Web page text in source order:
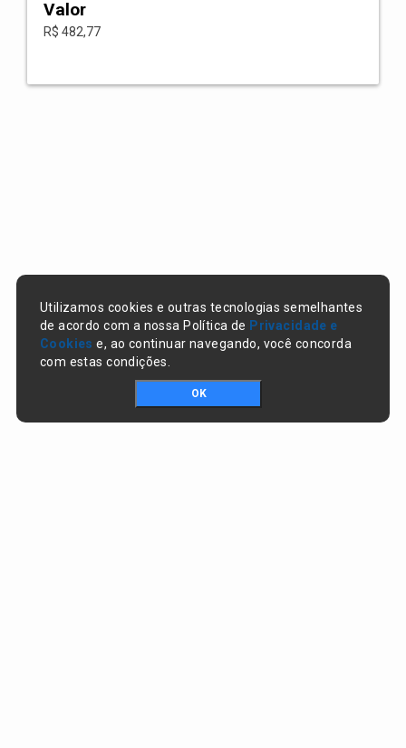
Valor
R$ 482,77
Utilizamos cookies e outras tecnologias semelhantes
de acordo com a nossa Política de Privacidade e
Cookies e, ao continuar navegando, você concorda
com estas condições.
OK